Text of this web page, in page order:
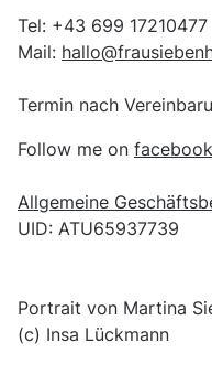
Tel: +43 699 17210477
Mail:
Termin nach
Follow me on facebook
Allgemeine
UID: ATU65937739
Portrait von Martina
(c) Insa Lückmann